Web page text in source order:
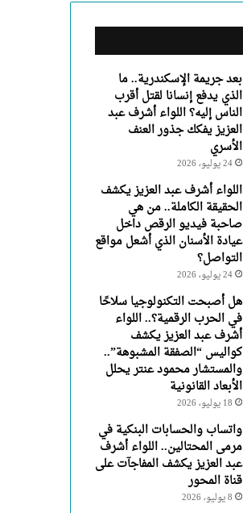
بعد جريمة الإسكندرية.. ما
الذي يدفع إنسانا لقتل أقرب
الناس إليه؟ اللواء أشرف عبد
العزيز يفكك جذور العنف
الأسري
24 يوليو، 2026
اللواء أشرف عبد العزيز يكشف
الحقيقة الكاملة.. من هي
صاحبة فيديو الرقص داخل
عيادة الأسنان الذي أشعل مواقع
التواصل؟
24 يوليو، 2026
هل أصبحت التكنولوجيا سلاحًا
في الحرب الرقمية؟.. اللواء
أشرف عبد العزيز يكشف
كواليس “الصفقة المشبوهة”..
والمستشار محمود عنتر يحلل
الأبعاد القانونية
18 يوليو، 2026
واتساب والحسابات البنكية في
مرمى المحتالين.. اللواء أشرف
عبد العزيز يكشف المفاجآت على
قناة المحور
8 يوليو، 2026